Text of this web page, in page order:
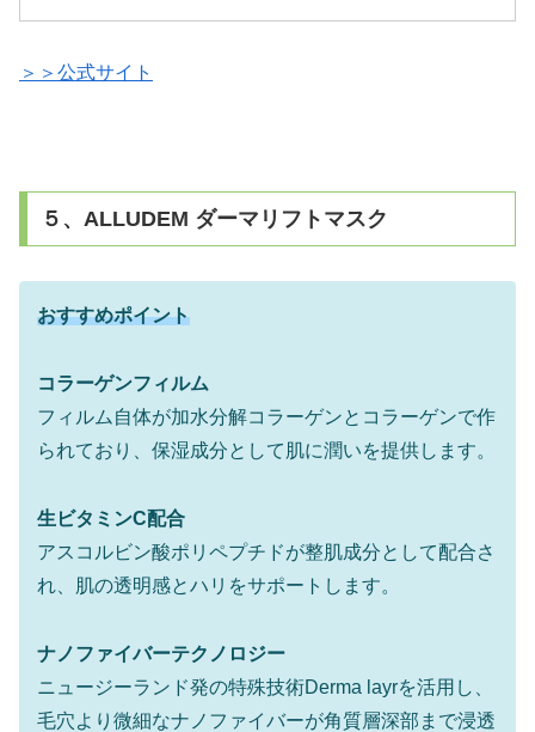
＞＞公式サイト
５、ALLUDEM ダーマリフトマスク
おすすめポイント
コラーゲンフィルム
フィルム自体が加水分解コラーゲンとコラーゲンで作
られており、保湿成分として肌に潤いを提供します。
生ビタミンC配合
アスコルビン酸ポリペプチドが整肌成分として配合さ
れ、肌の透明感とハリをサポートします。
ナノファイバーテクノロジー
ニュージーランド発の特殊技術Derma layrを活用し、
毛穴より微細なナノファイバーが角質層深部まで浸透